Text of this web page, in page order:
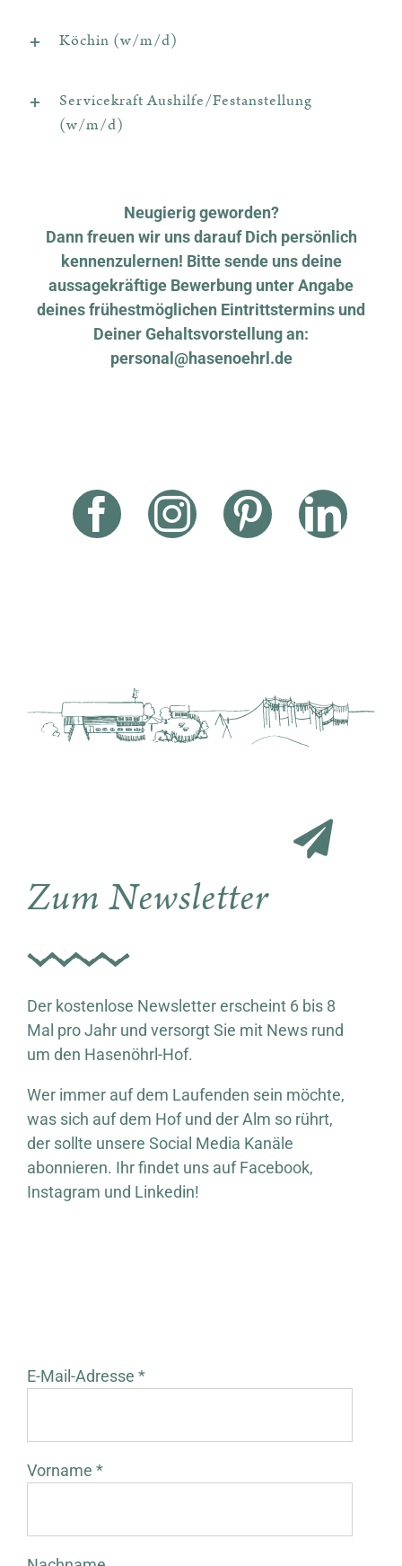
Köchin (w/m/d)
Servicekraft Aushilfe/Festanstellung
(w/m/d)
Neugierig geworden?
Dann freuen wir uns darauf Dich persönlich
kennenzulernen! Bitte sende uns deine
aussagekräftige Bewerbung unter Angabe
deines frühestmöglichen Eintrittstermins und
Deiner Gehaltsvorstellung an:
personal@hasenoehrl.de
Zum Newsletter
Der kostenlose Newsletter erscheint 6 bis 8
Mal pro Jahr und versorgt Sie mit News rund
um den Hasenöhrl-Hof.
Wer immer auf dem Laufenden sein möchte,
was sich auf dem Hof und der Alm so rührt,
der sollte unsere Social Media Kanäle
abonnieren. Ihr findet uns auf Facebook,
Instagram und Linkedin!
E-Mail-Adresse *
Vorname *